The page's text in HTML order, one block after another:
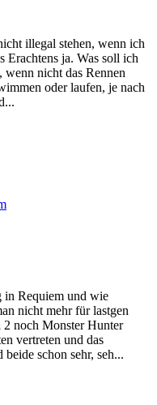
illegal stehen, wenn ich
Erachtens ja. Was soll ich
wenn nicht das Rennen
oder laufen, je nach
in Requiem und wie
nicht mehr für lastgen
noch Monster Hunter
vertreten und das
schon sehr, seh...